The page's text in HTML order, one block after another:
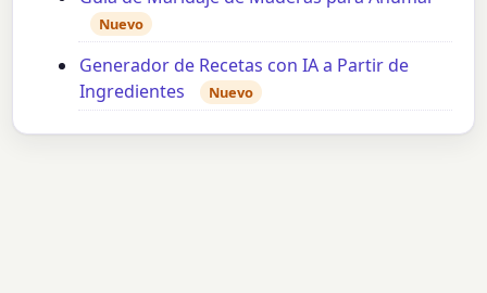
Nuevo
Generador de Recetas con IA a Partir de
Ingredientes
Nuevo